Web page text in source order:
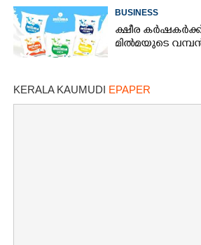
BUSINESS
ക്ഷീര
മിൽമയുടെ
KERALA KAUMUDI EPAPER